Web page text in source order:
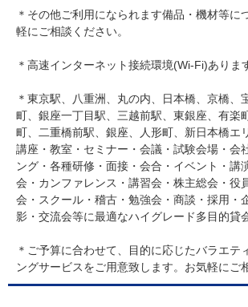
＊その他ご利用になられます備品・機材等に
軽にご相談ください。
＊高速インターネット接続環境(Wi-Fi)ありま
＊東京駅、八重洲、丸の内、日本橋、京橋、
町、銀座一丁目駅、三越前駅、東銀座、有楽
町、二重橋前駅、銀座、人形町、新日本橋エ
講座・教室・セミナー・会議・試験会場・会
ング・各種研修・面接・会合・イベント・講
会・カンファレンス・講習会・株主総会・役
会・スクール・稽古・勉強会・商談・採用・
影・交流会等に最適なハイグレード多目的貸
＊ご予算に合わせて、目的に応じたバラエテ
ングサービスをご用意致します。お気軽にご